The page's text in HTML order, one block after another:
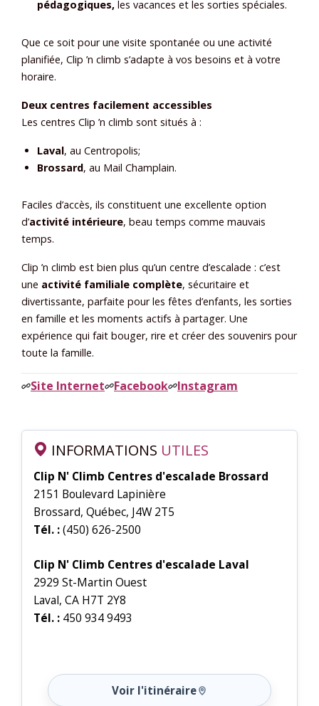
pédagogiques,les vacances et les sorties spéciales.
Que ce soit pour une visite spontanée ou une activité
planifiée, Clip ’n climb s’adapte à vos besoins et à votre
horaire.
Deux centres facilement accessibles
Les centres Clip ’n climb sont situés à :
Laval, au Centropolis;
Brossard, au Mail Champlain.
Faciles d’accès, ils constituent une excellente option
d’activité intérieure, beau temps comme mauvais
temps.
Clip ’n climb est bien plus qu’un centre d’escalade : c’est
une activité familiale complète, sécuritaire et
divertissante, parfaite pour les fêtes d’enfants, les sorties
en famille et les moments actifs à partager. Une
expérience qui fait bouger, rire et créer des souvenirs pour
toute la famille.
Site Internet Facebook Instagram
INFORMATIONS UTILES
Clip N' Climb Centres d'escalade Brossard
2151 Boulevard Lapinière
Brossard, Québec, J4W 2T5
Tél. :(450) 626-2500
Clip N' Climb Centres d'escalade Laval
2929 St-Martin Ouest
Laval, CA H7T 2Y8
Tél. : 450 934 9493
Voir l'itinéraire